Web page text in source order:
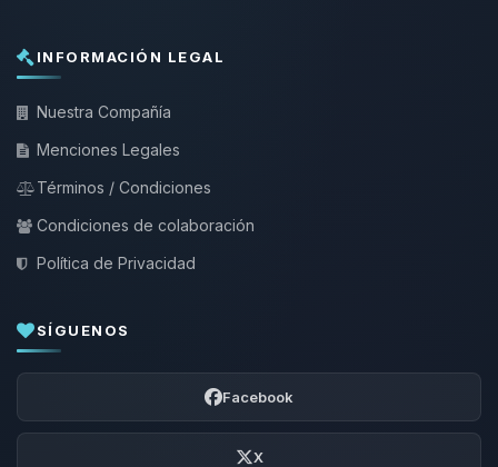
INFORMACIÓN LEGAL
Nuestra Compañía
Menciones Legales
Términos / Condiciones
Condiciones de colaboración
Política de Privacidad
SÍGUENOS
Facebook
X